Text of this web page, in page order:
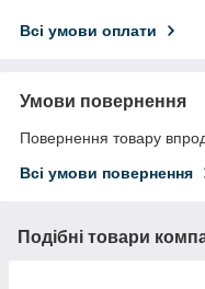
Всі умови оплати
Умови повернення
Повернення товару
Всі умови повернення
Подібні товари